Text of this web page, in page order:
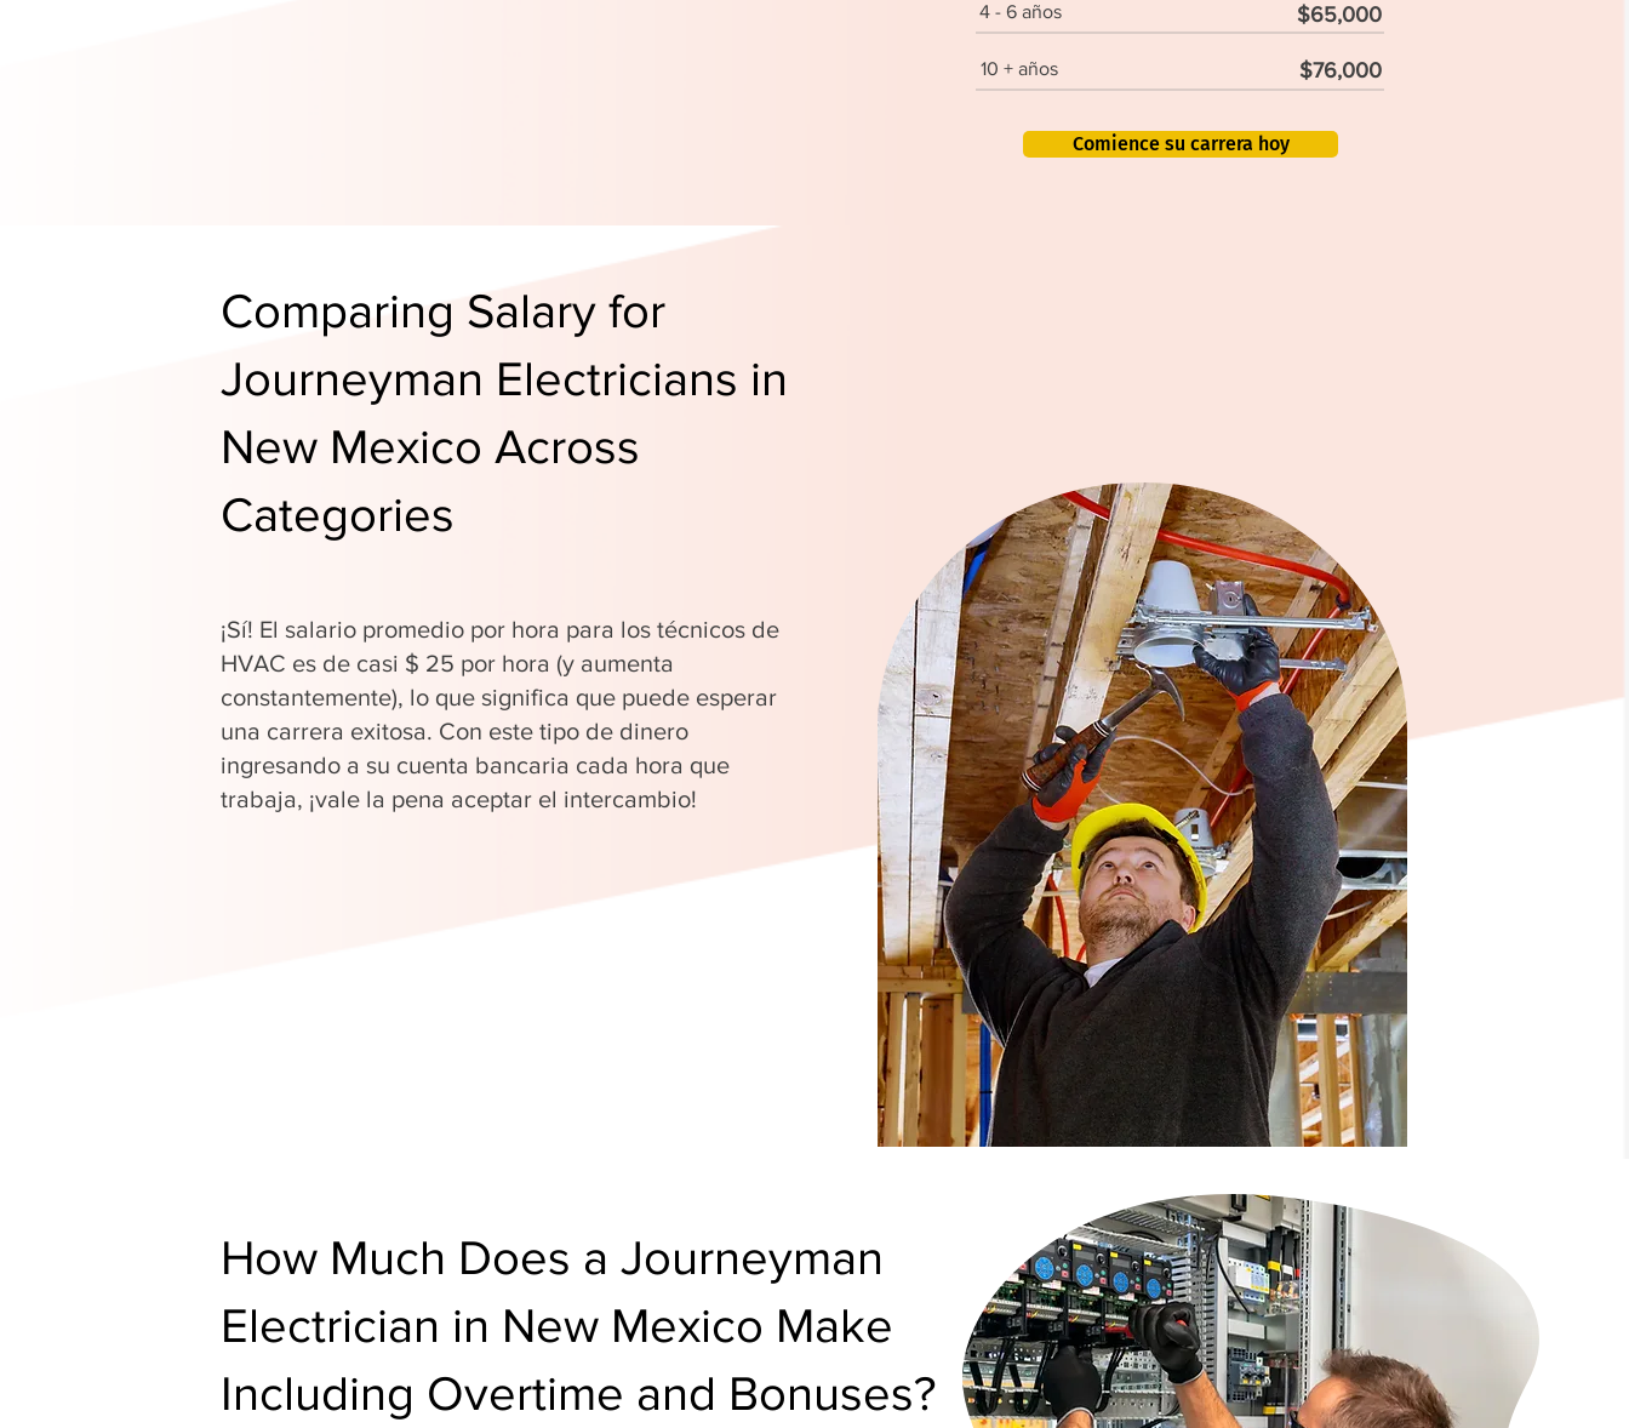
4 - 6 años $65,000
10 + años $76,000
Comience su carrera hoy
Comparing Salary for
Journeyman Electricians in
New Mexico Across
Categories
¡Sí! El salario promedio por hora para los técnicos de
HVAC es de casi $ 25 por hora (y aumenta
constantemente), lo que significa que puede esperar
una carrera exitosa. Con este tipo de dinero
ingresando a su cuenta bancaria cada hora que
trabaja, ¡vale la pena aceptar el intercambio!
How Much Does a Journeyman
Electrician in New Mexico Make
Including Overtime and Bonuses?